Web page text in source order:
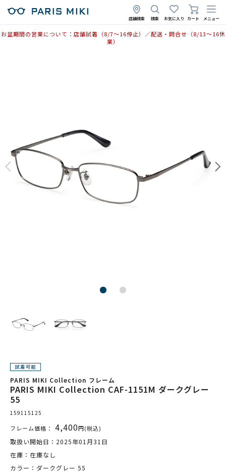
店舗検索 検索 お気に入り カート メニュー
お盆期間の営業について：店舗試着（8/7〜16停止）／配送・問合せ（8/13〜16休
業）
PARIS MIKI Collection フレーム
PARIS MIKI Collection CAF-1151M ダークグレー
55
159115125
フレーム価格： 4,400円(税込)
取扱い開始日：2025年01月31日
在庫：在庫なし
カラー：ダークグレー 55